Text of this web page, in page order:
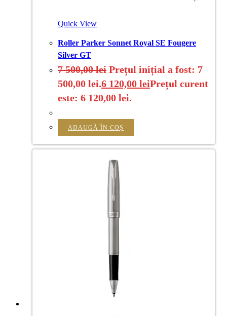
Quick View
Roller Parker Sonnet Royal SE Fougere
Silver GT
7 500,00lei Prețul inițial a fost: 7
500,00 lei.6 120,00 leiPrețul curent
este: 6 120,00 lei.
ADAUGĂ ÎN COȘ